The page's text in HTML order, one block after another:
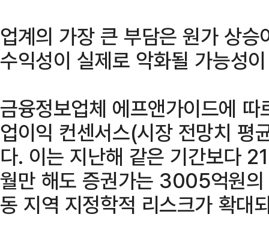
업계의 가장 큰 부담은 원가 상
수익성이 실제로 악화될 가능성
금융정보업체 에프앤가이드에
업이익 컨센서스(시장 전망치
다. 이는 지난해 같은 기간보다
월만 해도 증권가는 3005억원
동 지역 지정학적 리스크가 확대